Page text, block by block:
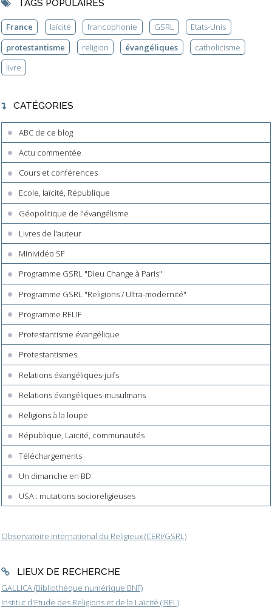
TAGS POPULAIRES
France laïcité francophonie GSRL
Etats-Unis
protestantisme
religion évangéliques
catholicisme
livre
CATÉGORIES
ABC de ce blog
Actu commentée
Cours et conférences
Ecole, laïcité, République
Géopolitique de l'évangélisme
Livres de l'auteur
Minividéo SF
Programme GSRL "Dieu Change à Paris"
Programme GSRL "Religions / Ultra-modernité"
Programme RELIF
Protestantisme évangélique
Protestantismes
Relations évangéliques-juifs
Relations évangéliques-musulmans
Religions à la loupe
République, Laïcité, communautés
Téléchargements
Un dimanche en BD
USA : mutations socioreligieuses
Observatoire International du Religieux (CERI/GSRL)
LIEUX DE RECHERCHE
GALLICA (Bibliothèque numérique BNF)
Institut d'Etude des Religions et de la Laïcité (IREL)